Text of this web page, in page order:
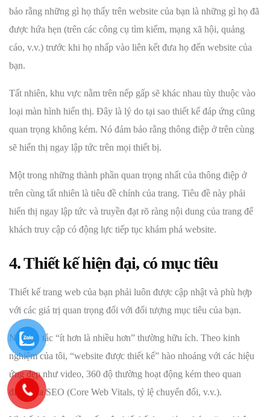
bảo rằng những gì họ thấy trên website của bạn là những gì họ đã
được hứa hẹn (trên các công cụ tìm kiếm, mạng xã hội, quảng
cáo, v.v.) trước khi họ nhấp vào liên kết đưa họ đến website của
bạn.
Tất nhiên, khu vực nằm trên nếp gấp sẽ khác nhau tùy thuộc vào
loại màn hình hiển thị. Đây là lý do tại sao thiết kế đáp ứng cũng
quan trọng không kém. Nó đảm bảo rằng thông điệp ở trên cùng
sẽ hiển thị ngay lập tức trên mọi thiết bị.
Một trong những thành phần quan trọng nhất của thông điệp ở
trên cùng tất nhiên là tiêu đề chính của trang. Tiêu đề này phải
hiển thị ngay lập tức và truyền đạt rõ ràng nội dung của trang để
khách truy cập có động lực tiếp tục khám phá website.
4. Thiết kế hiện đại, có mục tiêu
Thiết kế trang web của bạn phải luôn được cập nhật và phù hợp
với các giá trị quan trọng đối với đối tượng mục tiêu của bạn.
Nguyên tắc “ít hơn là nhiều hơn” thường hữu ích. Theo kinh
nghiệm của tôi, “website được thiết kế” hào nhoáng với các hiệu
ứng đẹp như video, 360 độ thường hoạt động kém theo quan
điểm của SEO (Core Web Vitals, tỷ lệ chuyển đổi, v.v.).